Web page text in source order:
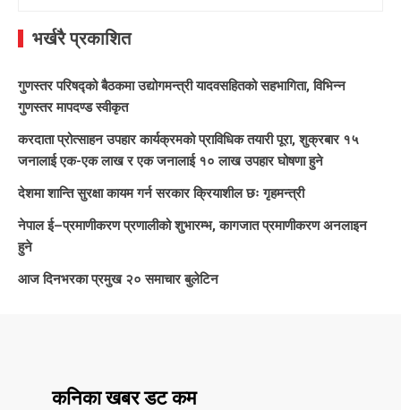
भर्खरै प्रकाशित
गुणस्तर परिषद्को बैठकमा उद्योगमन्त्री यादवसहितको सहभागिता, विभिन्न
गुणस्तर मापदण्ड स्वीकृत
करदाता प्रोत्साहन उपहार कार्यक्रमको प्राविधिक तयारी पूरा, शुक्रबार १५
जनालाई एक-एक लाख र एक जनालाई १० लाख उपहार घोषणा हुने
देशमा शान्ति सुरक्षा कायम गर्न सरकार क्रियाशील छः गृहमन्त्री
नेपाल ई–प्रमाणीकरण प्रणालीको शुभारम्भ, कागजात प्रमाणीकरण अनलाइन
हुने
आज दिनभरका प्रमुख २० समाचार बुलेटिन
कनिका खबर डट कम